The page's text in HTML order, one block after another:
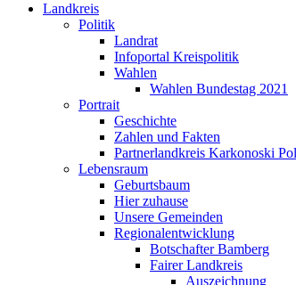
Landkreis
Politik
Landrat
Infoportal Kreispolitik
Wahlen
Wahlen Bundestag 2021
Portrait
Geschichte
Zahlen und Fakten
Partnerlandkreis Karkonoski
Lebensraum
Geburtsbaum
Hier zuhause
Unsere Gemeinden
Regionalentwicklung
Botschafter Bamberg
Fairer Landkreis
Auszeichnung